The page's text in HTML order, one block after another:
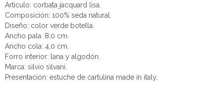
Articulo: corbata jacquard lisa.
Composición: 100% seda natural.
Diseño: color verde botella.
Ancho pala: 8,0 cm.
Ancho cola: 4,0 cm.
Forro interior: lana y algodón.
Marca: silvio silvani.
Presentación: estuche de cartulina made in italy.